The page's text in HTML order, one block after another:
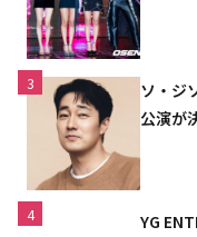
3
ソ・ジ
公演が
4
YG